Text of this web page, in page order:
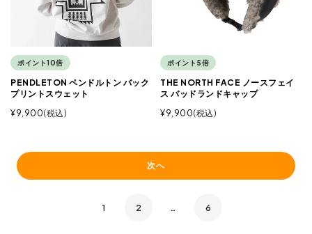
ポイント10倍
PENDLETON ペンドルトン バック
プリントスウェット
¥9,900 税込
ポイント5倍
THE NORTH FACE ノースフェイ
ス バッドランドキャップ
¥9,900 税込
次へ
1 2 … 6